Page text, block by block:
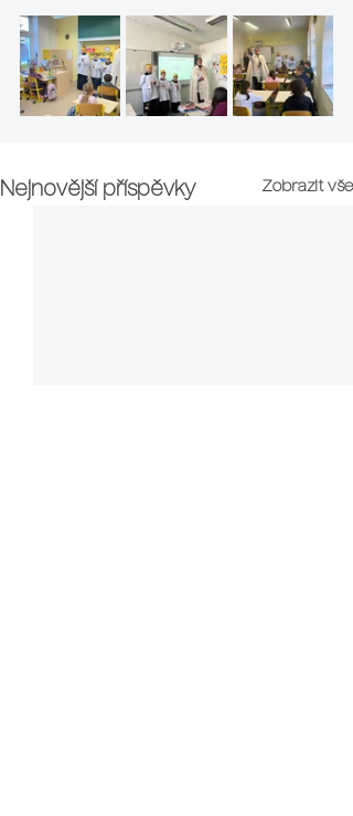
Nejnovější příspěvky Zobrazit vše